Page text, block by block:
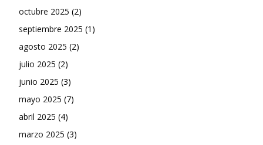
octubre 2025 (2)
septiembre 2025 (1)
agosto 2025 (2)
julio 2025 (2)
junio 2025 (3)
mayo 2025 (7)
abril 2025 (4)
marzo 2025 (3)